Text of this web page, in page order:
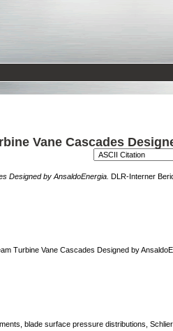
Vane Cascades
Designed by AnsaldoEnergia. DLR-Interner
Turbine Vane Cascades Designed by
blade surface pressure distributions,